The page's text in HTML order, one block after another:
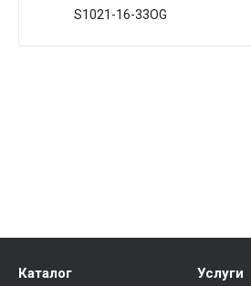
S1021-16-33OG
Каталог Услуги